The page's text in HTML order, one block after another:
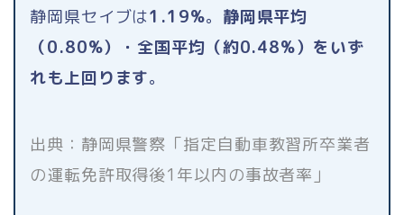
静岡県セイブは1.19%。 静岡県平均
（0.80%）・全国平均（約0.48%）をいず
れも上回ります。
出典：静岡県警察「指定自動車教習所卒業者
の運転免許取得後1年以内の事故者率」
出発地（エリア）別
都道府県別